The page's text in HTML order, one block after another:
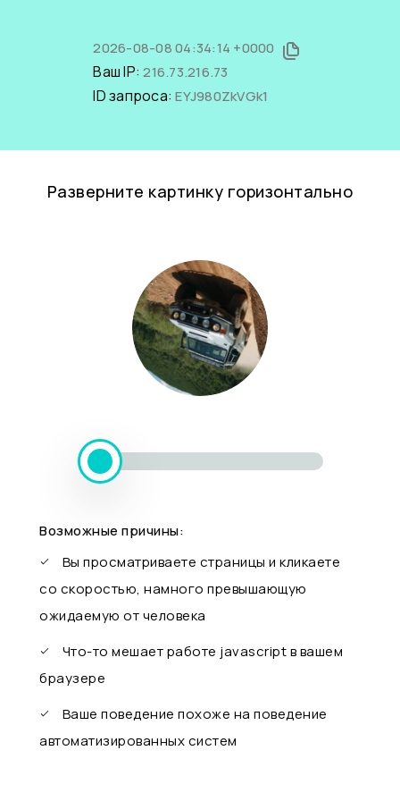
2026-08-08 04:34:14 +0000
Ваш IP:216.73.216.73
ID запроса:EYJ980ZkVGk1
Разверните картинку горизонтально
Возможные причины:
Вы просматриваете страницы и кликаете
со скоростью, намного превышающую
ожидаемую от человека
Что-то мешает работе javascript в вашем
браузере
Ваше поведение похоже на поведение
автоматизированных систем